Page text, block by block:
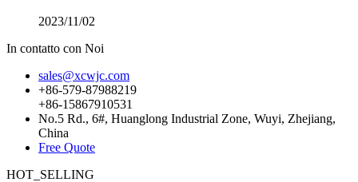
2023/11/02
In contatto con Noi
sales@xcwjc.com
+86-579-87988219
+86-15867910531
No.5 Rd., 6#, Huanglong Industrial Zone, Wuyi, Zhejiang,
China
Free Quote
HOT_SELLING